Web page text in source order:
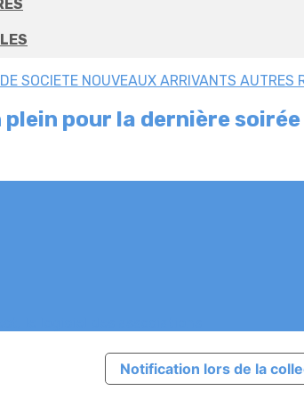
SOCIETE NOUVEAUX ARRIVANTS AUTRES
pour la dernière
Notification lors de la